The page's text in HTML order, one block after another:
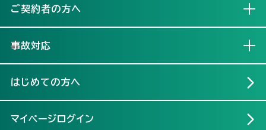
ご契約者の方へ
事故対応
はじめての方へ
マイページログイン